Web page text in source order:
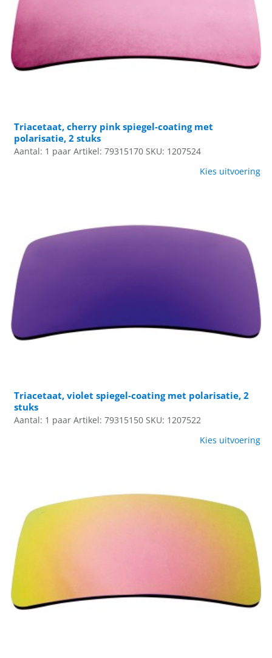
Triacetaat, cherry pink spiegel-coating met
polarisatie, 2 stuks
Aantal: 1 paar Artikel: 79315170 SKU: 1207524
Kies uitvoering
Triacetaat, violet spiegel-coating met polarisatie, 2
stuks
Aantal: 1 paar Artikel: 79315150 SKU: 1207522
Kies uitvoering